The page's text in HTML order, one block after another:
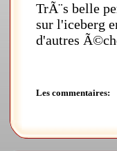
TrÃ¨s belle
sur l'iceberg
d'autres
Les commentaires: